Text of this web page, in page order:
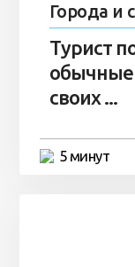
Города и
Турист
обычные
своих ...
5 минут